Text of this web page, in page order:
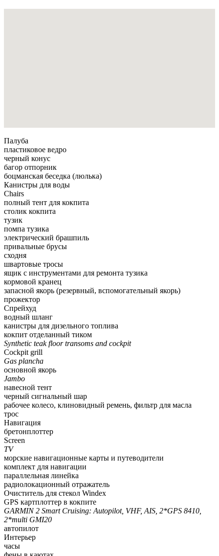
Палуба
пластиковое ведро
черный конус
багор отпорник
боцманская беседка (люлька)
Канистры для воды
Chairs
полный тент для кокпита
столик кокпита
тузик
помпа тузика
электрический брашпиль
привальные брусы
сходня
швартовые тросы
ящик с инструментами для ремонта тузика
кормовой кранец
запасной якорь (резервный, вспомогательный якорь)
прожектор
Спрейхуд
водный шланг
канистры для дизельного топлива
кокпит отделанный тиком
Synthetic teak floor transoms and cockpit
Cockpit grill
Gas plancha
основной якорь
Jambo
навесной тент
черный сигнальный шар
рабочее колесо, клиновидный ремень, фильтр для масла
трос
Навигация
бретонплоттер
Screen
TV
морские навигационные карты и путеводители
комплект для навигации
параллельная линейка
радиолокационный отражатель
Очиститель для стекол Windex
GPS картплоттер в кокпите
GARMIN 2 Smart Cruising: Autopilot, VHF, AIS, 2*GPS 8410,
2*multi GMI20
автопилот
Интерьер
часы